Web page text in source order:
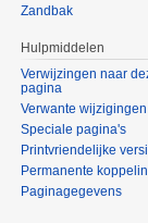
Zandbak
Hulpmiddelen
Verwijzingen naar
pagina
Verwante wijzigingen
Speciale pagina's
Printvriendelijke
Permanente
Paginagegevens